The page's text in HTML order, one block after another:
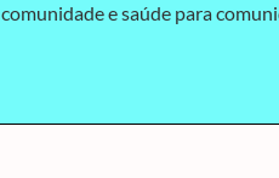
comunidade e saúde para